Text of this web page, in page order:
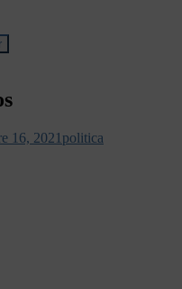
16, 2021 politica